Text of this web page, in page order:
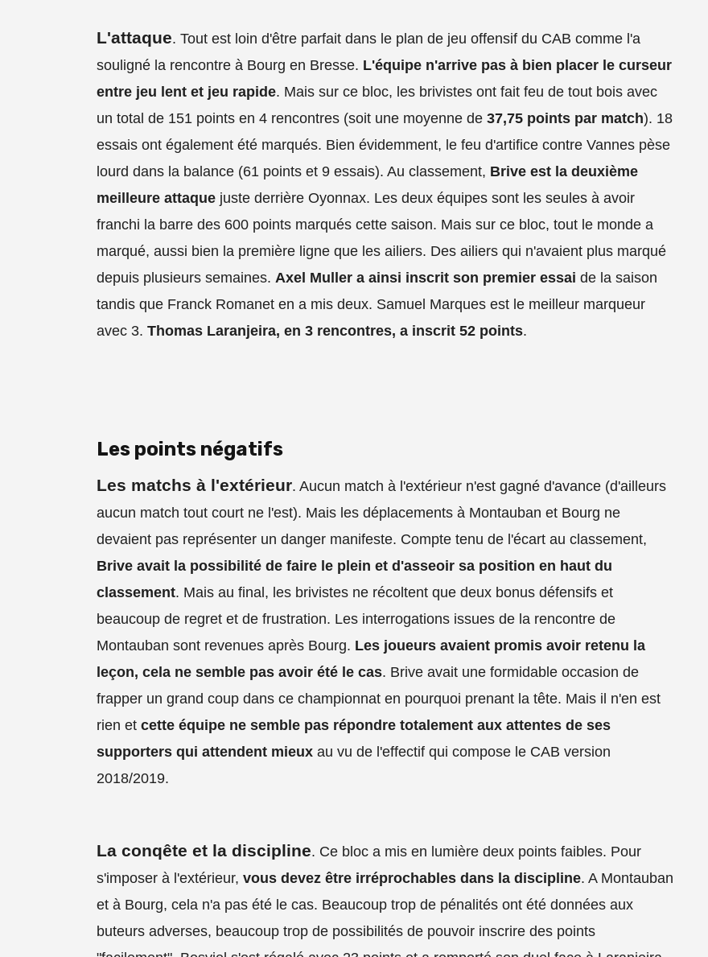
L'attaque. Tout est loin d'être parfait dans le plan de jeu offensif du CAB comme l'a
souligné la rencontre à Bourg en Bresse. L'équipe n'arrive pas à bien placer le curseur
entre jeu lent et jeu rapide. Mais sur ce bloc, les brivistes ont fait feu de tout bois avec
un total de 151 points en 4 rencontres (soit une moyenne de 37,75 points par match). 18
essais ont également été marqués. Bien évidemment, le feu d'artifice contre Vannes pèse
lourd dans la balance (61 points et 9 essais). Au classement, Brive est la deuxième
meilleure attaque juste derrière Oyonnax. Les deux équipes sont les seules à avoir
franchi la barre des 600 points marqués cette saison. Mais sur ce bloc, tout le monde a
marqué, aussi bien la première ligne que les ailiers. Des ailiers qui n'avaient plus marqué
depuis plusieurs semaines. Axel Muller a ainsi inscrit son premier essai de la saison
tandis que Franck Romanet en a mis deux. Samuel Marques est le meilleur marqueur
avec 3. Thomas Laranjeira, en 3 rencontres, a inscrit 52 points.
Les points négatifs
Les matchs à l'extérieur. Aucun match à l'extérieur n'est gagné d'avance (d'ailleurs
aucun match tout court ne l'est). Mais les déplacements à Montauban et Bourg ne
devaient pas représenter un danger manifeste. Compte tenu de l'écart au classement,
Brive avait la possibilité de faire le plein et d'asseoir sa position en haut du
classement. Mais au final, les brivistes ne récoltent que deux bonus défensifs et
beaucoup de regret et de frustration. Les interrogations issues de la rencontre de
Montauban sont revenues après Bourg. Les joueurs avaient promis avoir retenu la
leçon, cela ne semble pas avoir été le cas. Brive avait une formidable occasion de
frapper un grand coup dans ce championnat en pourquoi prenant la tête. Mais il n'en est
rien et cette équipe ne semble pas répondre totalement aux attentes de ses
supporters qui attendent mieux au vu de l'effectif qui compose le CAB version
2018/2019.
La conqête et la discipline. Ce bloc a mis en lumière deux points faibles. Pour
s'imposer à l'extérieur, vous devez être irréprochables dans la discipline. A Montauban
et à Bourg, cela n'a pas été le cas. Beaucoup trop de pénalités ont été données aux
buteurs adverses, beaucoup trop de possibilités de pouvoir inscrire des points